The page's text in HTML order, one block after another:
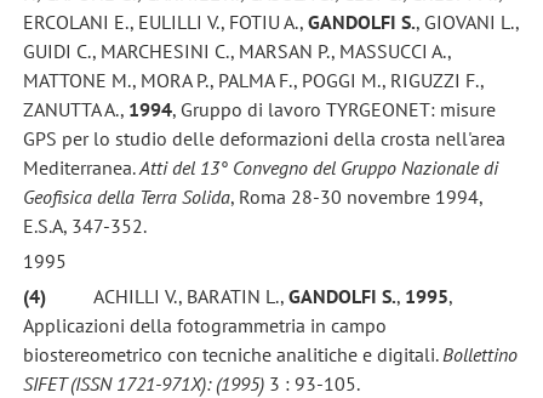
ERCOLANI E., EULILLI V., FOTIU A., GANDOLFI S., GIOVANI L.,
GUIDI C., MARCHESINI C., MARSAN P., MASSUCCI A.,
MATTONE M., MORA P., PALMA F., POGGI M., RIGUZZI F.,
ZANUTTA A., 1994, Gruppo di lavoro TYRGEONET: misure
GPS per lo studio delle deformazioni della crosta nell'area
Mediterranea.Atti del 13° Convegno del Gruppo Nazionale di
Geofisica della Terra Solida, Roma 28-30 novembre 1994,
E.S.A, 347-352.
1995
(4)
ACHILLI V., BARATIN L., GANDOLFI S., 1995,
Applicazioni della fotogrammetria in campo
biostereometrico con tecniche analitiche e digitali.Bollettino
SIFET (ISSN 1721-971X): (1995)3 : 93-105.